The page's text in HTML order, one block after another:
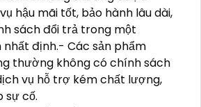
hậu mãi tốt, bảo hành lâu dài,
sách đổi trả trong một
nhất định.- Các sản phẩm
thường không có chính sách
vụ hỗ trợ kém chất lượng,
sự cố.